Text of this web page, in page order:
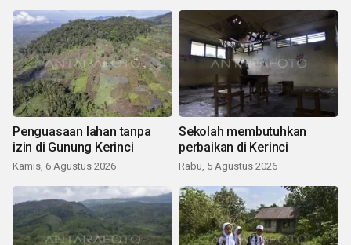
Penguasaan lahan tanpa
izin di Gunung Kerinci
Kamis, 6 Agustus 2026
Sekolah membutuhkan
perbaikan di Kerinci
Rabu, 5 Agustus 2026